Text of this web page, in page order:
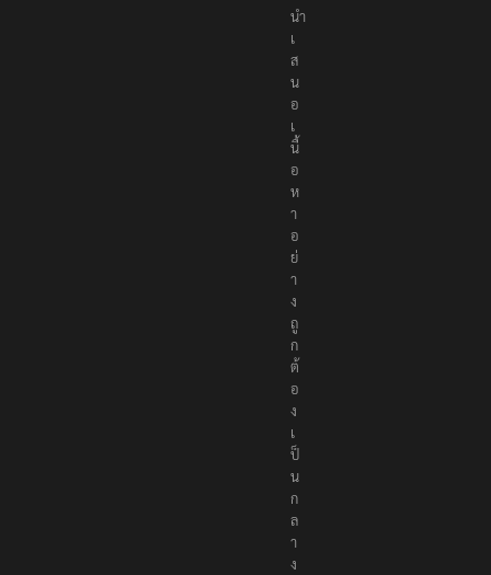
นำ
เ
ส
น
อ
เ
นื้
อ
ห
า
อ
ย่
า
ง
ถู
ก
ต้
อ
ง
เ
ป็
น
ก
ล
า
ง